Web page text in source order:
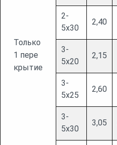
Только
1 пере
крытие
2-
5х30
2,40
3-
5х20
2,15
3-
5х25
2,60
3-
5х30
3,05